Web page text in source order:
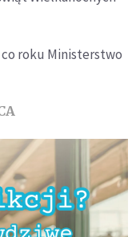
roku Ministerstwo